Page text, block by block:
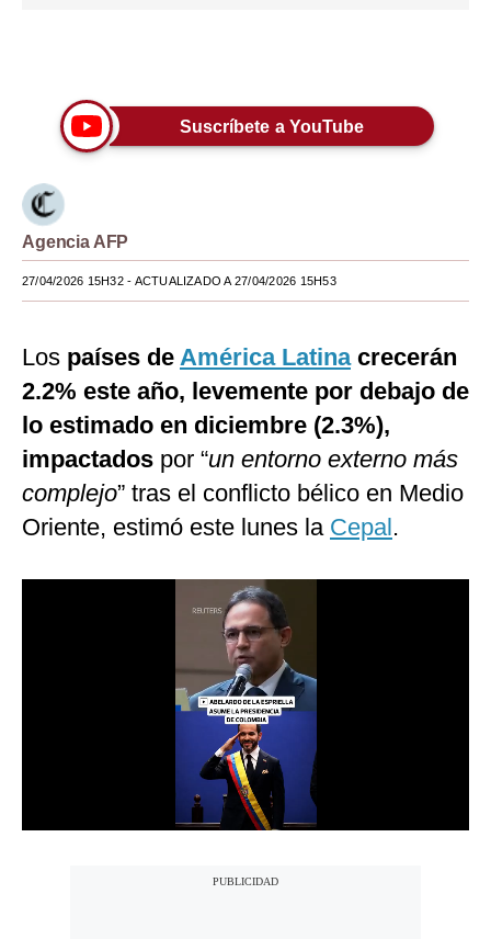
Viajes
Moda
Estilos
Mundo
EEUU
España
Tecnología
Club del Suscriptor
Mix
G de Gestión
Suscríbete a YouTube
Agencia AFP
27/04/2026 15H32- ACTUALIZADO A 27/04/2026 15H53
Los países de América Latinacrecerán
2.2% este año, levemente por debajo de
lo estimado en diciembre (2.3%),
impactados por “un entorno externo más
complejo” tras el conflicto bélico en Medio
Oriente, estimó este lunes la Cepal.